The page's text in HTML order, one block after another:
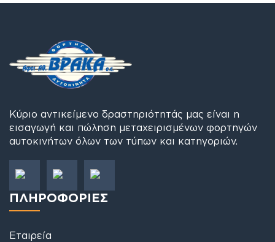
Κύριο αντικείμενο δραστηριότητάς μας είναι η
εισαγωγή και πώληση μεταχειρισμένων φορτηγών
αυτοκινήτων όλων των τύπων και κατηγοριών.
ΠΛΗΡΟΦΟΡΙΕΣ
Εταιρεία